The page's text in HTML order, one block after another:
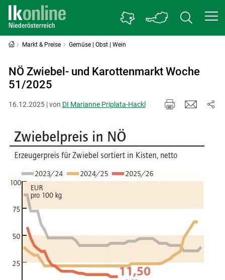
Markt & Preise Gemüse | Obst | Wein
NÖ Zwiebel- und Karottenmarkt Woche
51/2025
16.12.2025 | von DI Marianne Priplata-Hackl